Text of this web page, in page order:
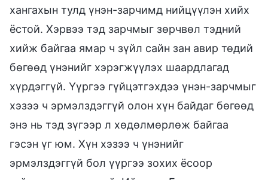
хангахын тулд үнэн-зарчимд нийцүүлэн хийх
ёстой. Хэрвээ тэд зарчмыг зөрчвөл тэдний
хийж байгаа ямар ч зүйл сайн зан авир төдий
бөгөөд үнэнийг хэрэгжүүлэх шаардлагад
хүрдэггүй. Үүргээ гүйцэтгэхдээ үнэн-зарчмыг
хэзээ ч эрмэлздэггүй олон хүн байдаг бөгөөд
энэ нь тэд зүгээр л хөдөлмөрлөж байгаа
гэсэн үг юм. Хүн хэзээ ч үнэнийг
эрмэлздэггүй бол үүргээ зохих ёсоор